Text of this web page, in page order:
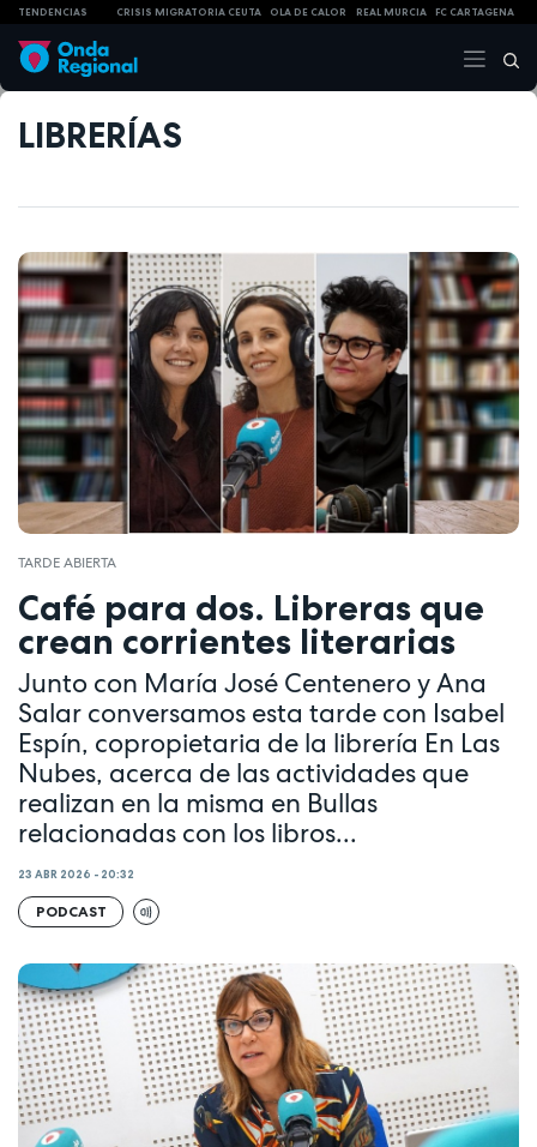
TENDENCIAS CRISIS MIGRATORIA CEUTA OLA DE CALOR REAL MURCIA FC CARTAGENA
LIBRERÍAS
TARDE ABIERTA
Café para dos. Libreras que
crean corrientes literarias
Junto con María José Centenero y Ana
Salar conversamos esta tarde con Isabel
Espín, copropietaria de la librería En Las
Nubes, acerca de las actividades que
realizan en la misma en Bullas
relacionadas con los libros...
23 ABR 2026 - 20:32
PODCAST